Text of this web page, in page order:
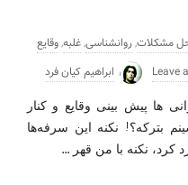
مشکلات,روانشناسی,غلبه,وقایع
Leave ابراهیم کیان فرد
ها پیش بینی وقایع و کنار
بترکه؟! نکنه این سرفه‌ها
نکنه با من قهر …